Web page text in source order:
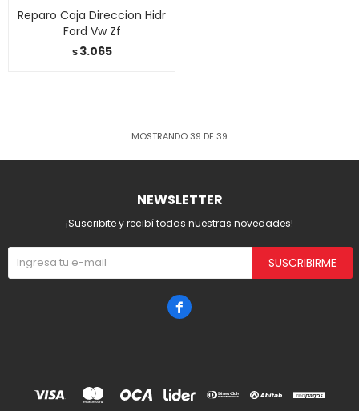
Reparo Caja Direccion Hidr
Ford Vw Zf
$ 3.065
MOSTRANDO39 DE 39
NEWSLETTER
¡Suscribite y recibí todas nuestras novedades!
SUSCRIBIRME
